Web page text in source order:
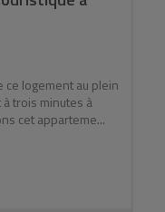
ce logement au plein
trois minutes à
cet apparteme...